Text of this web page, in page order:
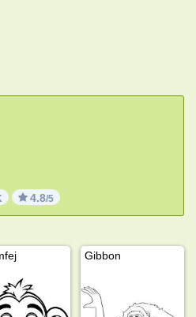
4.8/5
Gibbon